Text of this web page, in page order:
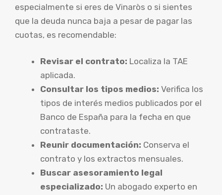
especialmente si eres de Vinaròs o si sientes
que la deuda nunca baja a pesar de pagar las
cuotas, es recomendable:
Revisar el contrato: Localiza la TAE
aplicada.
Consultar los tipos medios: Verifica los
tipos de interés medios publicados por el
Banco de España para la fecha en que
contrataste.
Reunir documentación: Conserva el
contrato y los extractos mensuales.
Buscar asesoramiento legal
especializado: Un abogado experto en